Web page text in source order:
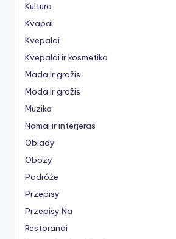
Kultūra
Kvapai
Kvepalai
Kvepalai ir kosmetika
Mada ir grožis
Moda ir grožis
Muzika
Namai ir interjeras
Obiady
Obozy
Podróże
Przepisy
Przepisy Na
Restoranai